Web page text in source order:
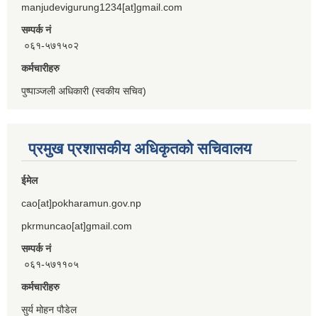
manjudevigurung1234[at]gmail.com
सम्पर्क नं
०६१-५७१५०२
कर्मचारीहरु
पुष्पाञ्जली अधिकारी (स्वकीय सचिव)
प्रमुख प्रशासकीय अधिकृतको सचिवालय
ईमेल
cao[at]pokharamun.gov.np
pkrmuncao[at]gmail.com
सम्पर्क नं
०६१-५७११०५
कर्मचारीहरु
सुर्य मोहन पौडेल